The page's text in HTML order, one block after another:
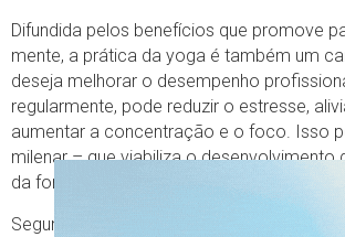
Difundida pelos benefícios que promove
mente, a prática da yoga é também um
deseja melhorar o desempenho
regularmente, pode reduzir o estresse,
aumentar a concentração e o foco. Isso
milenar – que viabiliza o desenvolvimento
da força física – trabalha principalmente
Segundo o baba Adi Nath Kapalika, esse é